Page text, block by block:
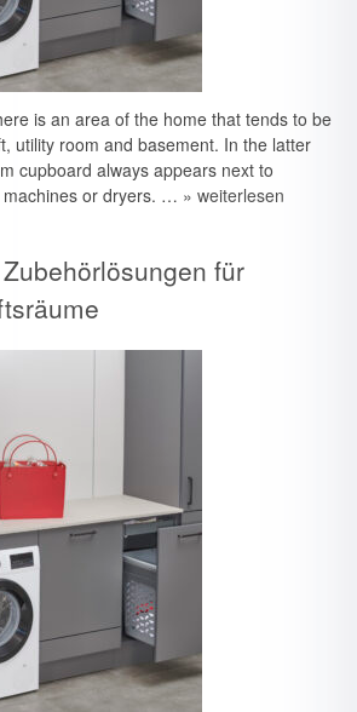
is an area of the home that tends to be
utility room and basement. In the latter
cupboard always appears next to
or dryers. … » weiterlesen
für